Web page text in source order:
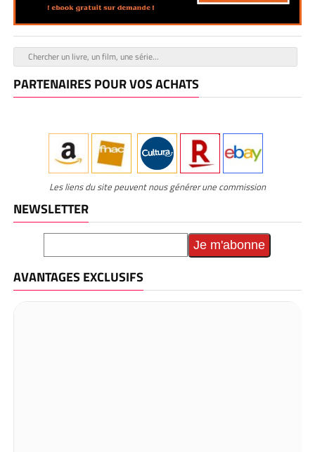
PARTENAIRES POUR VOS ACHATS
Les liens du site peuvent nous générer une commission
NEWSLETTER
AVANTAGES EXCLUSIFS